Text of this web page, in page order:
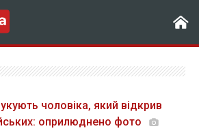
чоловіка, який відкрив
оприлюднено фото